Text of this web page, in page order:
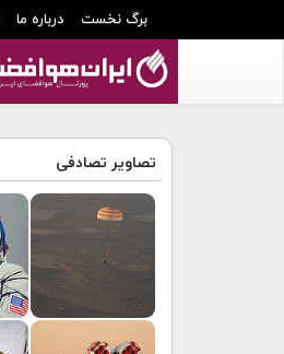
برگ نخست درباره ما
تصاویر تصادفی